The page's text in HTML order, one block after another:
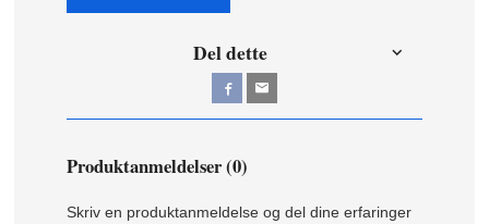
Del dette
Produktanmeldelser (0)
Skriv en produktanmeldelse og del dine erfaringer